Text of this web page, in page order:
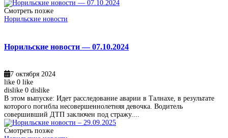
Смотреть позже
Норильские новости
Норильские новости — 07.10.2024
7 октября 2024
like 0 like
dislike 0 dislike
В этом выпуске: Идет расследование аварии в Талнахе, в результате
которого погибла несовершеннолетняя девочка. Водитель
совершивший ДТП заключен под стражу....
Смотреть позже